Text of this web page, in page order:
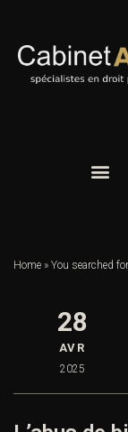
Home » You searched
28
AVR
2025